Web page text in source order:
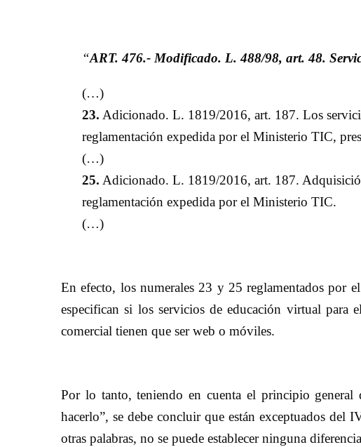
“ART. 476.- Modificado. L. 488/98, art. 48.
(…)
23. Adicionado. L. 1819/2016, art. 187. Los
reglamentación expedida por el Ministerio TIC,
(…)
25. Adicionado. L. 1819/2016, art. 187.
reglamentación expedida por el Ministerio TIC.
(…)
En efecto, los numerales 23 y 25 reglamentados por
especifican si los servicios de educación virtual para
comercial tienen que ser web o móviles.
Por lo tanto, teniendo en cuenta el principio
hacerlo”, se debe concluir que están exceptuados
otras palabras, no se puede establecer ninguna